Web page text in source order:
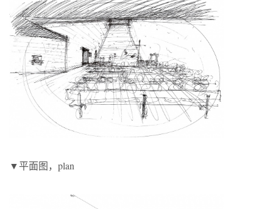
▼平面图，plan